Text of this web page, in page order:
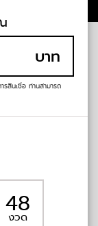
บาท
รสินเชื่อ ท่านสามารถ
48
งวด